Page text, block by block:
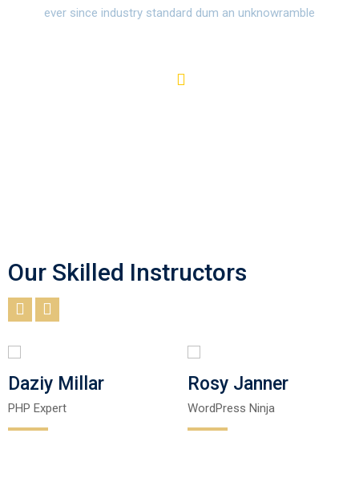
ever since industry standard dum an unknowramble
Our Skilled Instructors
Daziy Millar
PHP Expert
Rosy Janner
WordPress Ninja